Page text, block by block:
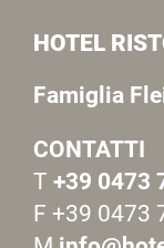
HOTEL
Famiglia
CONTATTI
T +39 0473
F +39 0473